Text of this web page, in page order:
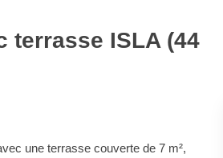
terrasse ISLA (44
une terrasse couverte de 7 m²,